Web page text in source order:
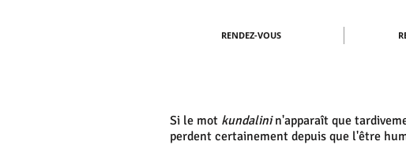
RENDEZ-VOUS
Si le mot kundalinin'apparaît que
perdent certainement depuis que l'être